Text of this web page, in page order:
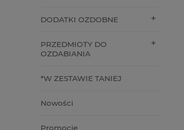
DODATKI OZDOBNE
PRZEDMIOTY DO
OZDABIANIA
*W ZESTAWIE TANIEJ
Nowości
Promocje